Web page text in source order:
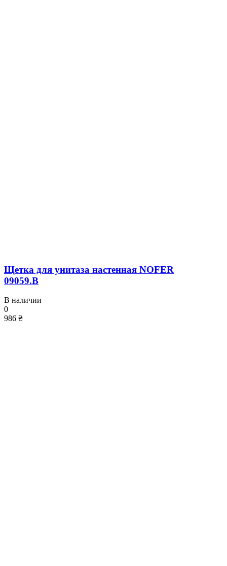
Щетка для унитаза настенная NOFER
09059.B
В наличии
0
986 ₴